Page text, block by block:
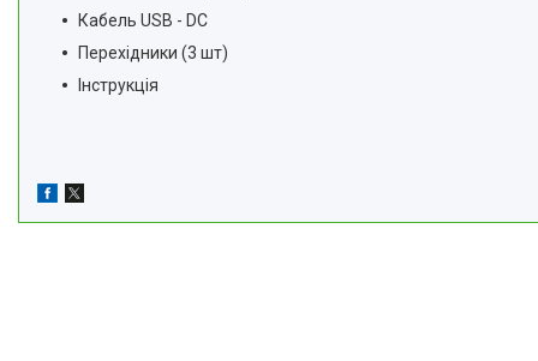
Кабель USB - DC
Перехідники (3 шт)
Інструкція